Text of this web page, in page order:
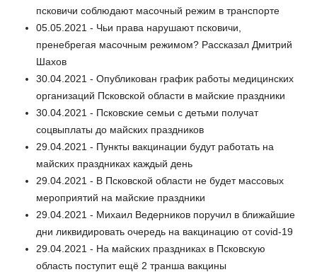
псковичи соблюдают масочный режим в транспорте
05.05.2021 - Чьи права нарушают псковичи,
пренебрегая масочным режимом? Рассказал Дмитрий
Шахов
30.04.2021 - Опубликован график работы медицинских
организаций Псковской области в майские праздники
30.04.2021 - Псковские семьи с детьми получат
соцвыплаты до майских праздников
29.04.2021 - Пункты вакцинации будут работать на
майских праздниках каждый день
29.04.2021 - В Псковской области не будет массовых
мероприятий на майские праздники
29.04.2021 - Михаил Ведерников поручил в ближайшие
дни ликвидировать очередь на вакцинацию от covid-19
29.04.2021 - На майских праздниках в Псковскую
область поступит ещё 2 транша вакцины